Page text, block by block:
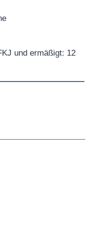
und ermäßigt: 12